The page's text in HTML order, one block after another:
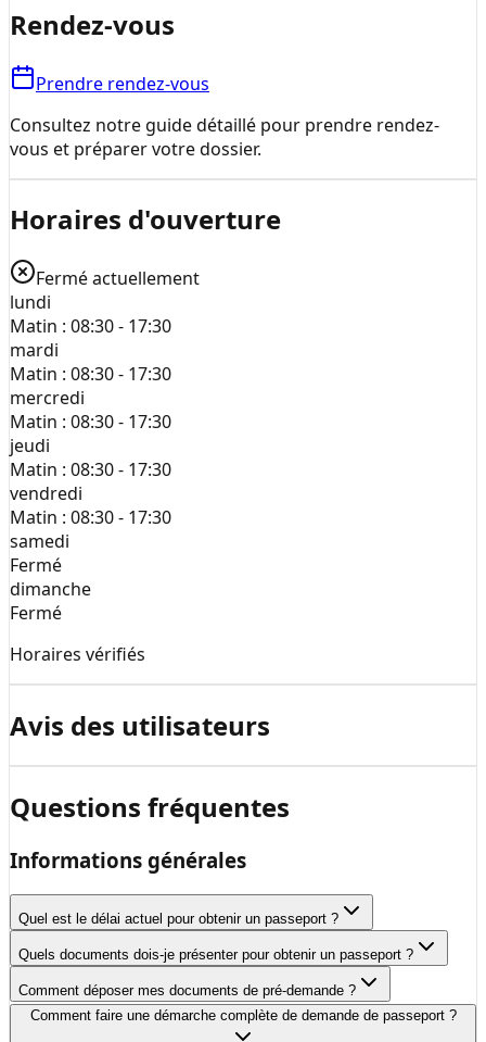
Rendez-vous
Prendre rendez-vous
Consultez notre guide détaillé pour prendre rendez-
vous et préparer votre dossier.
Horaires d'ouverture
Fermé actuellement
lundi
Matin : 08:30 - 17:30
mardi
Matin : 08:30 - 17:30
mercredi
Matin : 08:30 - 17:30
jeudi
Matin : 08:30 - 17:30
vendredi
Matin : 08:30 - 17:30
samedi
Fermé
dimanche
Fermé
Horaires vérifiés
Avis des utilisateurs
Questions fréquentes
Informations générales
Quel est le délai actuel pour obtenir un passeport ?
Quels documents dois-je présenter pour obtenir un passeport ?
Comment déposer mes documents de pré-demande ?
Comment faire une démarche complète de demande de passeport ?